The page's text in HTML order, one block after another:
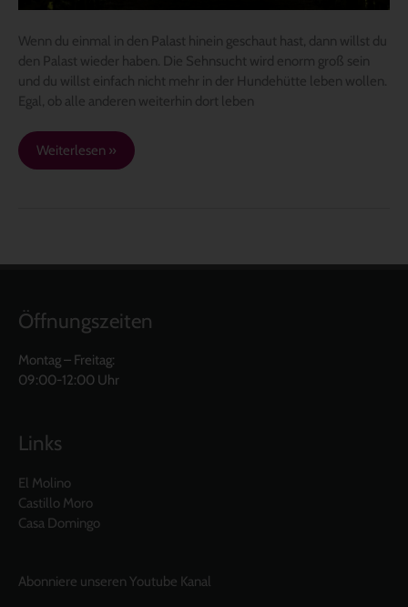
Wenn du einmal in den Palast hinein geschaut hast, dann willst du
den Palast wieder haben. Die Sehnsucht wird enorm groß sein
und du willst einfach nicht mehr in der Hundehütte leben wollen.
Egal, ob alle anderen weiterhin dort leben
Weiterlesen »
Öffnungszeiten
Montag – Freitag:
09:00-12:00 Uhr
Links
El Molino
Castillo Moro
Casa Domingo
Abonniere unseren Youtube Kanal